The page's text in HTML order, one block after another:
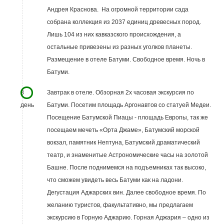
Андрея Краснова. На огромной территории сада
собрана коллекция из 2037 единиц древесных пород.
Лишь 104 из них кавказского происхождения, а
остальные привезены из разных уголков планеты.
Размещение в отеле Батуми. Свободное время. Ночь в
Батуми.
8
день
Завтрак в отеле. Обзорная 2х часовая экскурсия по
Батуми. Посетим площадь Аргонавтов со статуей Медеи.
Посещение Батумской Пиацы - площадь Европы, так же
посещаем мечеть «Орта Джаме», Батумский морской
вокзал, памятник Нептуна, Батумский драматический
театр, и знаменитые Астрономические часы на золотой
Башне. После поднимемся на подъемниках так высоко,
что сможем увидеть весь Батуми как на ладони.
Дегустация Аджарских вин. Далее свободное время. По
желанию туристов, факультативно, мы предлагаем
экскурсию в Горную Аджарию. Горная Аджария – одно из